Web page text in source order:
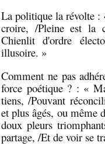
La politique la révolte :
croire, /Pleine est la
Chienlit d'ordre
illusoire. »
Comment ne pas
force poétique ? : «
tiens, /Pouvant
et plus âgés, ou même
doux pleurs
partage, /Et de voir se